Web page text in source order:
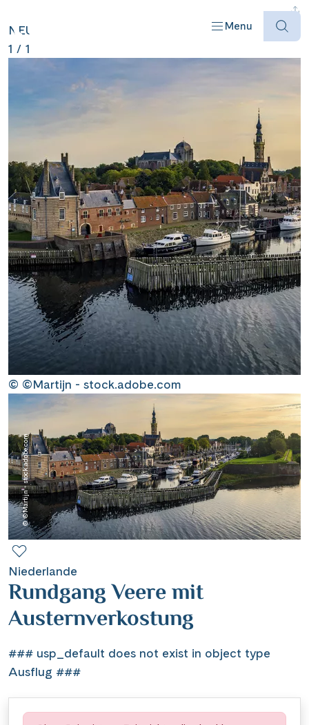
Menu
Destinations
Bateaux
Informations
Contact
Mentions légales
Contact professionnel
Hotline +41 71 552 40 30CH DE
NEU
1 / 1
© ©Martijn - stock.adobe.com
© ©Martijn - stock.adobe.com
Niederlande
Rundgang Veere mit
Austernverkostung
### usp_default does not exist in object type
Ausflug ###